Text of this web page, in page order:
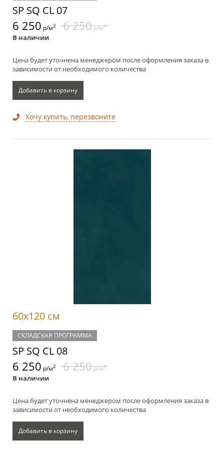
SP SQ CL 07
6 250 р/м2 6 250р/м2
В наличии
Цена будет уточнена менеджером после оформления заказа в
зависимости от необходимого количества
Добавить в корзину
Хочу купить, перезвоните
60x120 см
СКЛАДСКАЯ ПРОГРАММА
SP SQ CL 08
6 250 р/м2 6 250р/м2
В наличии
Цена будет уточнена менеджером после оформления заказа в
зависимости от необходимого количества
Добавить в корзину